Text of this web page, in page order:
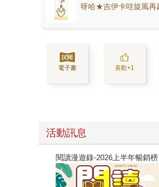
呀哈★吉伊卡哇旋風再
電子書 喜歡+1
活動訊息
閱讀漫遊錄-2026上半年暢銷榜